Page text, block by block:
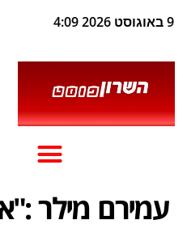
9 באוגוסט 2026 4:09
עמירם מילר